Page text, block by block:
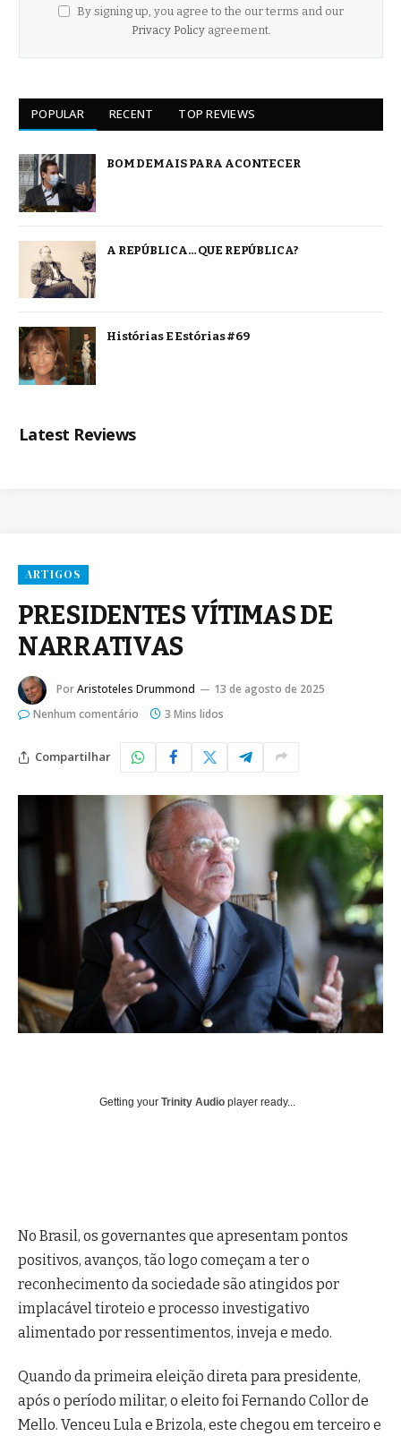
By signing up, you agree to the our terms and our
Privacy Policyagreement.
POPULAR RECENT TOP REVIEWS
BOM DEMAIS PARA ACONTECER
A REPÚBLICA… QUE REPÚBLICA?
Histórias E Estórias #69
Latest Reviews
ARTIGOS
PRESIDENTES VÍTIMAS DE
NARRATIVAS
PorAristoteles Drummond
13 de agosto de 2025
Nenhum comentário
3 Mins lidos
Compartilhar
Getting your Trinity Audio player ready...
No Brasil, os governantes que apresentam pontos
positivos, avanços, tão logo começam a ter o
reconhecimento da sociedade são atingidos por
implacável tiroteio e processo investigativo
alimentado por ressentimentos, inveja e medo.
Quando da primeira eleição direta para presidente,
após o período militar, o eleito foi Fernando Collor de
Mello. Venceu Lula e Brizola, este chegou em terceiro e